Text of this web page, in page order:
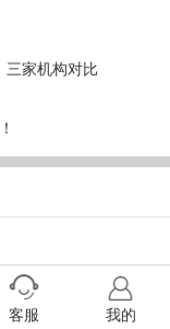
三家机构对比
客服 我的